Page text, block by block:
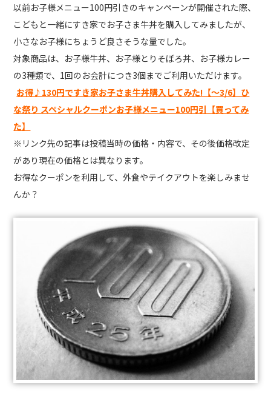
以前お子様メニュー100円引きのキャンペーンが開催された際、
こどもと一緒にすき家でお子さま牛丼を購入してみましたが、
小さなお子様にちょうど良さそうな量でした。
対象商品は、お子様牛丼、お子様とりそぼろ丼、お子様カレー
の3種類で、1回のお会計につき3個までご利用いただけます。
お得♪130円ですき家お子さま牛丼購入してみた!【～3/6】ひ
な祭り スペシャルクーポンお子様メニュー100円引【買ってみ
た】
※リンク先の記事は投稿当時の価格・内容で、その後価格改定
があり現在の価格とは異なります。
お得なクーポンを利用して、外食やテイクアウトを楽しみませ
んか？